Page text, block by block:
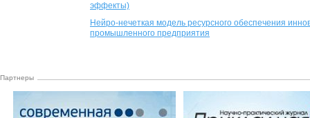
эффекты)
Нейро-нечеткая модель ресурсного обеспечения
промышленного предприятия
Партнеры